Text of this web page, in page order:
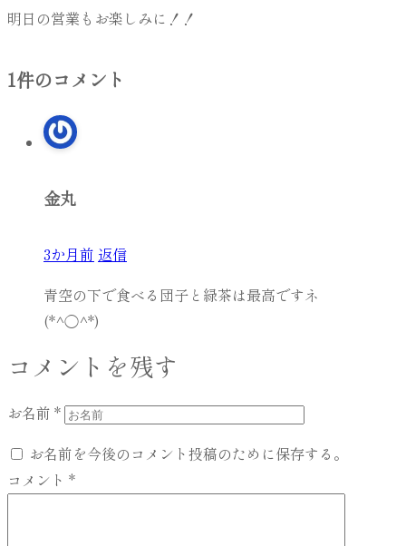
明日の営業もお楽しみに！！
1件のコメント
金丸
3か月前 返信
青空の下で食べる団子と緑茶は最高ですネ
(*^◯^*)
コメントを残す
お名前 *
お名前を今後のコメント投稿のために保存する。
コメント *